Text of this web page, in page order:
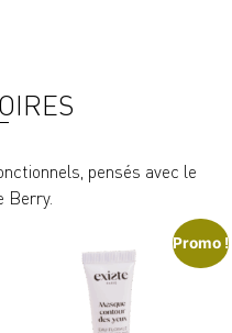
pensés avec le
Berry.
Promo !